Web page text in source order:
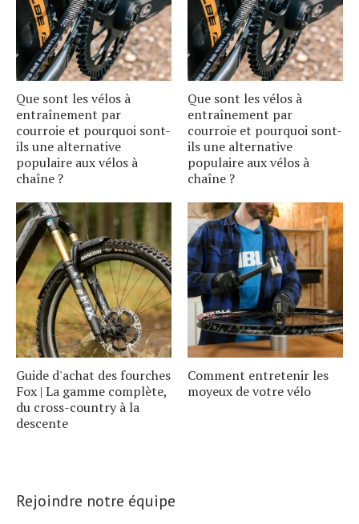
Que sont les vélos à
entraînement par
courroie et pourquoi sont-
ils une alternative
populaire aux vélos à
chaîne ?
Que sont les vélos à
entraînement par
courroie et pourquoi sont-
ils une alternative
populaire aux vélos à
chaîne ?
Guide d'achat des fourches
Fox | La gamme complète,
du cross-country à la
descente
Comment entretenir les
moyeux de votre vélo
Rejoindre notre équipe